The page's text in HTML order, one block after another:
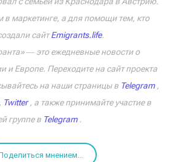
маркетинге, а для помощи тем, кто
сайтEmigrants.life.
― это ежедневные новости о
и Европе. Переходите на сайт проекта
на наши страницы в Telegram,
Twitter, а также принимайте участие в
группе в Telegram.
мнением...